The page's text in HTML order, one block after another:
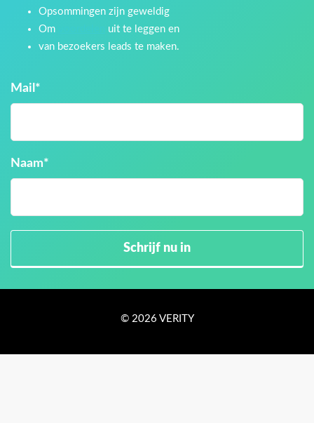
Opsommingen zijn geweldig
Om
uit te leggen en
van bezoekers leads te maken.
Mail *
Naam*
© 2026 VERITY